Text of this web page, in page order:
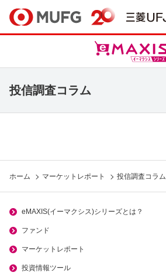
投信調査コラム
ホーム マーケットレポート 投信調査コラム
eMAXIS(イーマクシス)シリーズとは？
ファンド
マーケットレポート
投資情報ツール